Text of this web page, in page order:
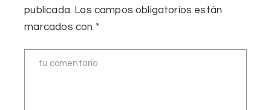
publicada. Los campos obligatorios están
marcados con *